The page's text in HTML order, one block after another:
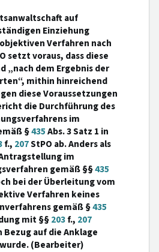
auf
Einziehung
Verfahren nach
setzt voraus, dass diese
„nach dem Ergebnis der
mithin hinreichend
diese Voraussetzungen
die Durchführung des
im
§435Abs. 3 Satz 1 in
f., 207StPO ab. Anders als
im
gemäß §§435
bei der Überleitung vom
Verfahren keines
gemäß §435
mit §§203f., 207
Bezug auf die Anklage
(Bearbeiter)